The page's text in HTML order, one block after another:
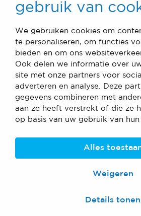
gebruik van
We gebruiken cookies om
te personaliseren, om functies
bieden en om ons
Ook delen we informatie over
site met onze partners voor
adverteren en analyse. Deze
gegevens combineren met
aan ze heeft verstrekt of die ze
op basis van uw gebruik van hun
Alles
Weigeren
Details tonen